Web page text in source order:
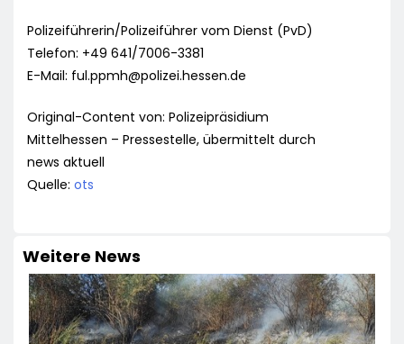
Polizeiführerin/Polizeiführer vom Dienst (PvD)
Telefon: +49 641/7006-3381
E-Mail: ful.ppmh@polizei.hessen.de
Original-Content von: Polizeipräsidium
Mittelhessen – Pressestelle, übermittelt durch
news aktuell
Quelle: ots
Weitere News